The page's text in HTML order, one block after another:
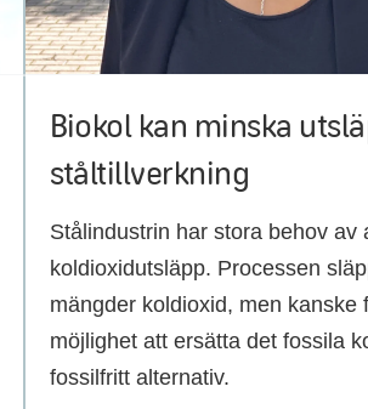
Biokol kan minska
ståltillverkning
Stålindustrin har stora behov av
koldioxidutsläpp. Processen
mängder koldioxid, men kanske
möjlighet att ersätta det fossila
fossilfritt alternativ.